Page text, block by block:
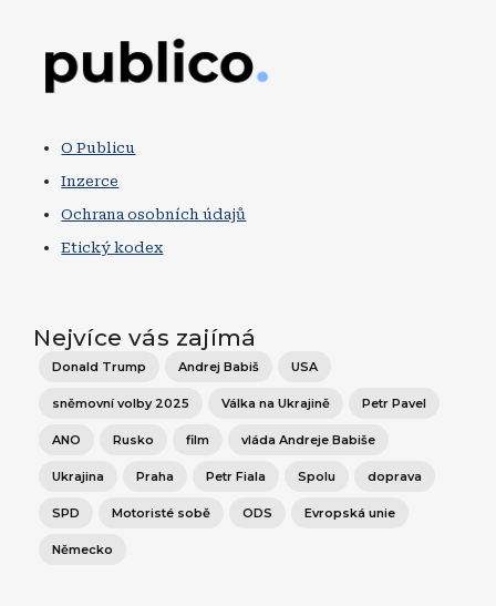
O Publicu
Inzerce
Ochrana osobních údajů
Etický kodex
Nejvíce vás zajímá
Donald Trump Andrej Babiš USA
sněmovní volby 2025 Válka na Ukrajině Petr Pavel
ANO Rusko film vláda Andreje Babiše
Ukrajina Praha Petr Fiala Spolu doprava
SPD Motoristé sobě ODS Evropská unie
Německo